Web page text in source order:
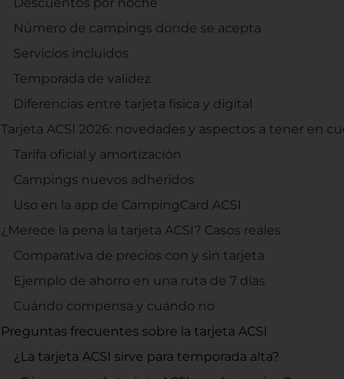
Número de campings donde se acepta
Servicios incluidos
Temporada de validez
Diferencias entre tarjeta física y digital
Tarjeta ACSI 2026: novedades y aspectos a tener en
Tarifa oficial y amortización
Campings nuevos adheridos
Uso en la app de CampingCard ACSI
¿Merece la pena la tarjeta ACSI? Casos reales
Comparativa de precios con y sin tarjeta
Ejemplo de ahorro en una ruta de 7 días
Cuándo compensa y cuándo no
Preguntas frecuentes sobre la tarjeta ACSI
¿La tarjeta ACSI sirve para temporada alta?